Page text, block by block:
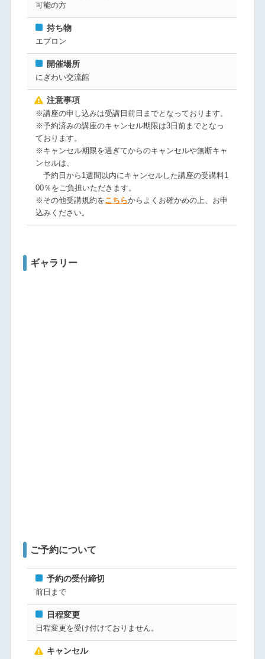
可能の方
持ち物
エプロン
開催場所
にぎわい交流館
注意事項
※講座の申し込みは受講日前日までとなっております。
※予約済みの講座のキャンセル期限は3日前までとなっ
ております。
※キャンセル期限を過ぎてからのキャンセルや無断キャ
ンセルは、
予約日から1週間以内にキャンセルした講座の受講料1
00％をご負担いただきます。
※その他受講規約をこちらからよくお確かめの上、お申
込みください。
ギャラリー
ご予約について
予約の受付締切
前日まで
日程変更
日程変更を受け付けておりません。
キャンセル